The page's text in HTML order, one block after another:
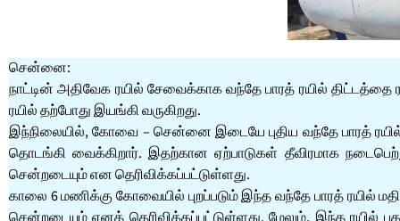
சென்னை:
நாட்டின் அதிவேக ரயில் சேவைக்காக வந்தே பாரத் ரயில்
ரயில் தற்போது இயங்கி வருகிறது.
இந்நிலையில், கோவை – சென்னை இடையே புதிய வந்தே பாரத் ரயில்
தொடங்கி வைக்கிறார். இதற்கான ஏற்பாடுகள் தீவிரமாக
சென்றடையும் என தெரிவிக்கப்பட்டுள்ளது.
காலை 6 மணிக்கு கோவையில் புறப்படும் இந்த வந்தே பாரத் ரயில்